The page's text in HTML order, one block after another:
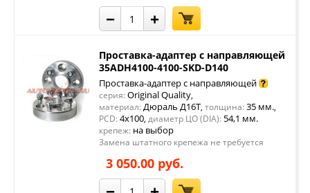
− +
Проставка-адаптер с направляющей
35ADH4100-4100-SKD-D140
Проставка-адаптер с направляющей
серия: Original Quality,
материал: Дюраль Д16Т, толщина: 35 мм.,
PCD: 4x100, диаметр ЦО (DIA): 54,1 мм.
крепеж: на выбор
Замена штатного крепежа не требуется
3 050.00 руб.